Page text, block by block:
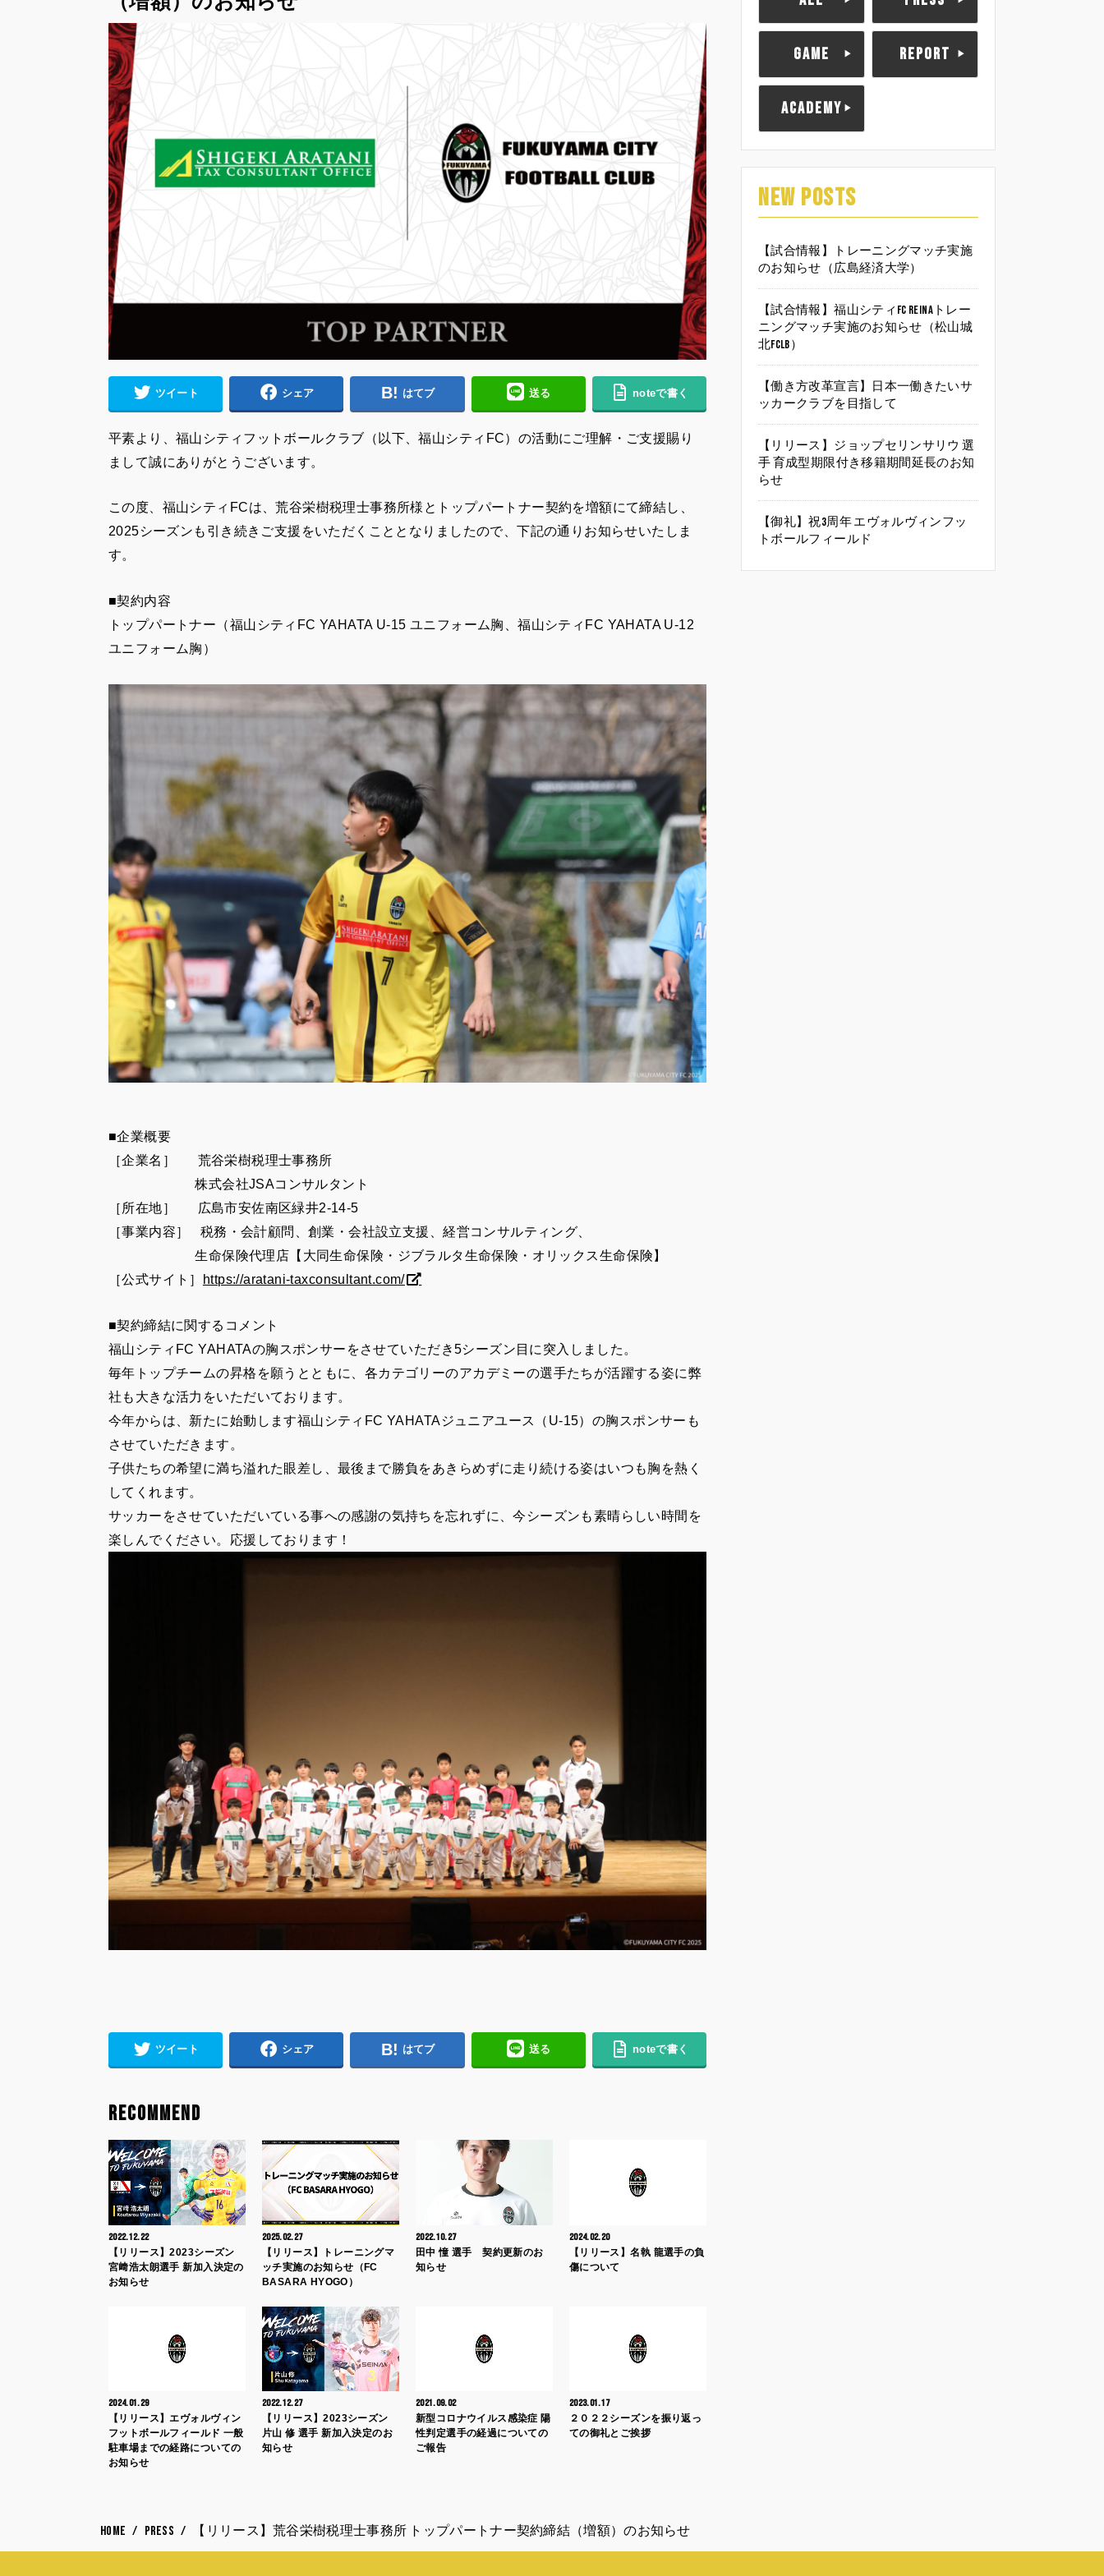
ツイート シェア はてブ 送る noteで書く
平素より、福山シティフットボールクラブ（以下、福山シティFC）の活動にご理解・ご支援賜り
まして誠にありがとうございます。
この度、福山シティFCは、荒谷栄樹税理士事務所様とトップパートナー契約を増額にて締結し、
2025シーズンも引き続きご支援をいただくこととなりましたので、下記の通りお知らせいたしま
す。
■契約内容
トップパートナー（福山シティFC YAHATA U-15 ユニフォーム胸、福山シティFC YAHATA U-12
ユニフォーム胸）
■企業概要
［企業名］ 荒谷栄樹税理士事務所
株式会社JSAコンサルタント
［所在地］ 広島市安佐南区緑井2-14-5
［事業内容］ 税務・会計顧問、創業・会社設立支援、経営コンサルティング、
生命保険代理店 【大同生命保険・ジブラルタ生命保険・オリックス生命保険】
［公式サイト］ https://aratani-taxconsultant.com/
■契約締結に関するコメント
福山シティFC YAHATAの胸スポンサーをさせていただき5シーズン目に突入しました。
毎年トップチームの昇格を願うとともに、各カテゴリーのアカデミーの選手たちが活躍する姿に弊
社も大きな活力をいただいております。
今年からは、新たに始動します福山シティFC YAHATAジュニアユース（U-15）の胸スポンサーも
させていただきます。
子供たちの希望に満ち溢れた眼差し、最後まで勝負をあきらめずに走り続ける姿はいつも胸を熱く
してくれます。
サッカーをさせていただいている事への感謝の気持ちを忘れずに、今シーズンも素晴らしい時間を
楽しんでください。応援しております！
ツイート シェア はてブ 送る noteで書く
RECOMMEND
2022.12.22
【リリース】2023シーズン
宮﨑浩太朗選手 新加入決定の
お知らせ
2025.02.27
【リリース】トレーニングマ
ッチ実施のお知らせ（FC
BASARA HYOGO）
2022.10.27
田中 憧 選手 契約更新のお
知らせ
2024.02.20
【リリース】名執 龍選手の負
傷について
2024.01.29
【リリース】エヴォルヴィン
フットボールフィールド 一般
駐車場までの経路についての
お知らせ
2022.12.27
【リリース】2023シーズン
片山 修 選手 新加入決定のお
知らせ
2021.09.02
新型コロナウイルス感染症 陽
性判定選手の経過についての
ご報告
2023.01.17
２０２２シーズンを振り返っ
ての御礼とご挨拶
GAME REPORT
ACADEMY
NEW POSTS
【試合情報】トレーニングマッチ実施
のお知らせ（広島経済大学）
【試合情報】福山シティFC Reinaトレー
ニングマッチ実施のお知らせ（松山城
北FCLB）
【働き方改革宣言】日本一働きたいサ
ッカークラブを目指して
【リリース】ジョップセリンサリウ 選
手 育成型期限付き移籍期間延長のお知
らせ
【御礼】祝3周年 エヴォルヴィンフッ
トボールフィールド
HOME PRESS 【リリース】荒谷栄樹税理士事務所 トップパートナー契約締結（増額）のお知らせ